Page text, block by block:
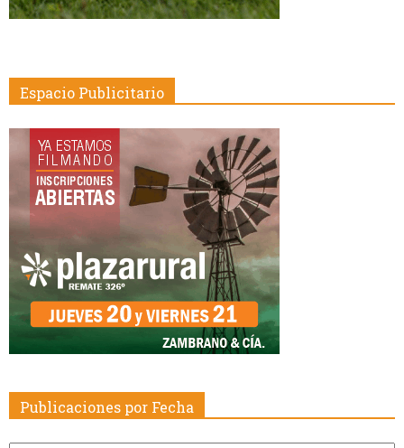
Espacio Publicitario
Publicaciones por Fecha
Publicaciones